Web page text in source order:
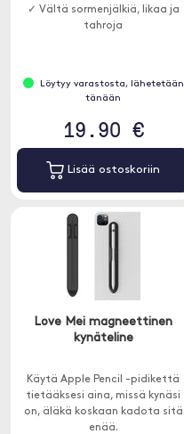
✓ Vältä sormenjälkiä, likaa ja
tahroja
Löytyy varastosta, lähetetään
tänään
19.90 €
Lisää ostoskoriin
Love Mei magneettinen
kynäteline
Käytä Apple Pencil -pidikettä
tietääksesi aina, missä kynäsi
on, äläkä koskaan kadota sitä
enää.